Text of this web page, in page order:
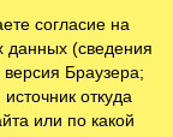
Ctrl+Enter
согласие на
данных (сведения
Браузера;
откуда
или по какой